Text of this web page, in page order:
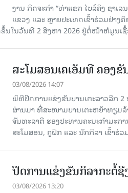
ງານ ກິດຈະກຳ “ທ່າແຂກ ໄບລ໌ຄິງ ຊາເ
ແຂວງ ແລະ ຫຼາຍປະເທດເຂົ້າຮ່ວມຢ່າ
ນໃນວັນທີ 2 ສິງຫາ 2026 ຢູ່ຕໍ່ໜ້າຫໍມູນເ
ສະໂມສອນເຄເອັມທີ ຄອງຂັ
03/08/2026 14:07
ພິທີປິດການແຂ່ງຂັນບານເຕະລາວລີກ 2
ຜ່ານມາ ທີ່ສະໜາມບານເຕະຫຍ້າທຽມ
ຈັນທະລາຕີ ຮອງປະທານຄະນະກໍາມະ
ສະໂມສອນ, ຄູຝຶກ ແລະ ນັກກິລາ ເຂົ້າຮ່ວ
ປິດການແຂ່ງຂັນກິລາກະຕໍ້
03/08/2026 13:20